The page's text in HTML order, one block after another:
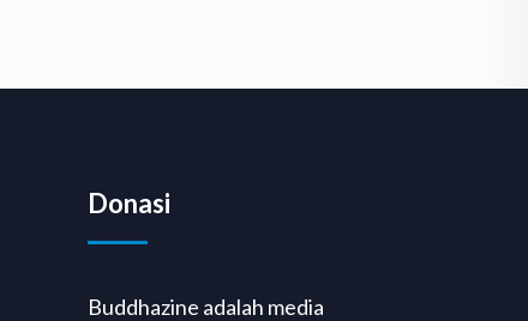
Donasi
Buddhazine adalah media